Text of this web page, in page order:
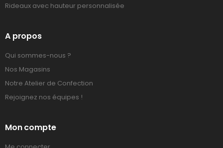
Rideaux avec hauteur personnalisée
A propos
Qui sommes-nous ?
Nos Magasins
Notre Atelier de Confection
Rejoignez nos équipes !
Mon compte